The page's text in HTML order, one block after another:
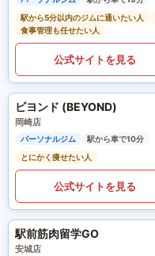
駅から5分以内のジムに通いたい人
食事管理も任せたい人
公式サイトを見る
ビヨンド (BEYOND)
岡崎店
パーソナルジム
駅から車で10分
とにかく痩せたい人
公式サイトを見る
駅前筋肉留学GO
安城店